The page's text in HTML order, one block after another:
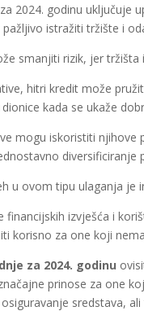
2024. godinu uključuje
istražiti tržište i
smanjiti rizik, jer
hitri kredit može
kada se ukaže
mogu iskoristiti
u ovom tipu ulaganja je
financijskih izvješća i
korisno za one koji
za 2024. godinu
prinose za one
sredstava,